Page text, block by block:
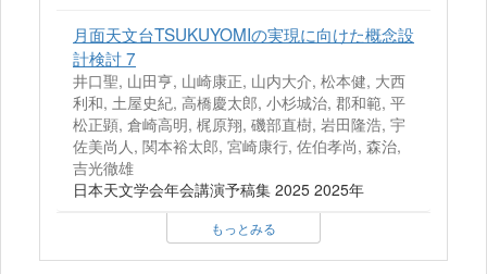
月面天文台TSUKUYOMIの実現に向けた概念設
計検討 7
井口聖, 山田亨, 山崎康正, 山内大介, 松本健, 大西
利和, 土屋史紀, 高橋慶太郎, 小杉城治, 郡和範, 平
松正顕, 倉崎高明, 梶原翔, 磯部直樹, 岩田隆浩, 宇
佐美尚人, 関本裕太郎, 宮崎康行, 佐伯孝尚, 森治,
吉光徹雄
日本天文学会年会講演予稿集 2025 2025年
もっとみる